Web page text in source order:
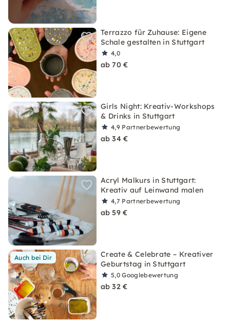
Terrazzo für Zuhause: Eigene
Schale gestalten in Stuttgart
4,0
ab 70 €
Girls Night: Kreativ-Workshops
& Drinks in Stuttgart
4,9 Partnerbewertung
ab 34 €
Acryl Malkurs in Stuttgart:
Kreativ auf Leinwand malen
4,7 Partnerbewertung
ab 59 €
Auch bei Dir
Create & Celebrate – Kreativer
Geburtstag in Stuttgart
5,0Googlebewertung
ab 32 €